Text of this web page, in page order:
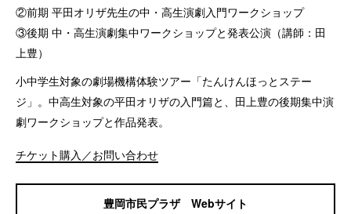
②前期 平田オリザ先生の中・高生演劇入門ワークショップ
③後期 中・高生演劇集中ワークショップと発表公演（講師：田
上豊）
小中学生対象の劇場機構体験ツアー「たんけんほっとステー
ジ」。中高生対象の平田オリザの入門篇と、田上豊の後期集中演
劇ワークショップと作品発表。
チケット購入／お問い合わせ
豊岡市民プラザ Webサイト